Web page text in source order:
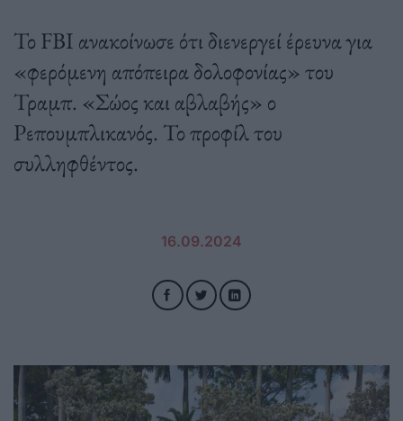
Το FBI ανακοίνωσε ότι διενεργεί έρευνα για
«φερόμενη απόπειρα δολοφονίας» του
Τραμπ. «Σώος και αβλαβής» ο
Ρεπουμπλικανός. Το προφίλ του
συλληφθέντος.
16.09.2024